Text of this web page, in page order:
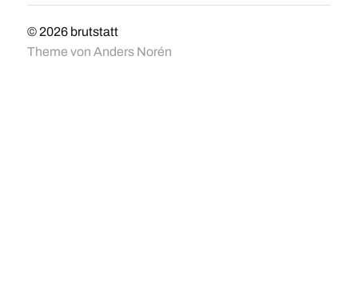
© 2026 brutstatt
Theme von Anders Norén